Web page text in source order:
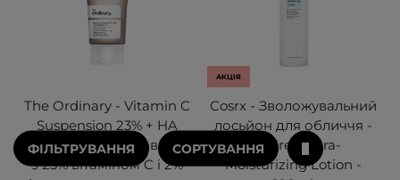
The Ordinary - Vitamin C
Suspension 23% + HA
Spheres 2% - Сироватка
з 23% вітаміном C i 2%
АКЦІЯ
Cosrx - Зволожувальний
лосьйон для обличчя -
Oil-Free Ultra-
Moisturizing Lotion -
ФІЛЬТРУВАННЯ СОРТУВАННЯ